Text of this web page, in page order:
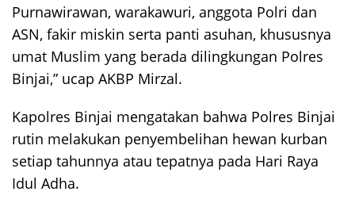
Purnawirawan, warakawuri, anggota Polri dan
ASN, fakir miskin serta panti asuhan, khususnya
umat Muslim yang berada dilingkungan Polres
Binjai,” ucap AKBP Mirzal.
Kapolres Binjai mengatakan bahwa Polres Binjai
rutin melakukan penyembelihan hewan kurban
setiap tahunnya atau tepatnya pada Hari Raya
Idul Adha.